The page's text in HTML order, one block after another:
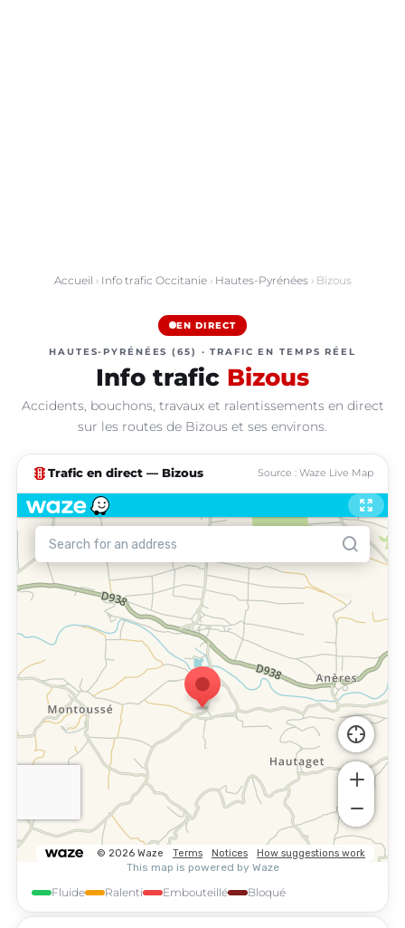
Accueil › Info trafic Occitanie› Hautes-Pyrénées› Bizous
EN DIRECT
HAUTES-PYRÉNÉES (65) · TRAFIC EN TEMPS RÉEL
Info trafic Bizous
Accidents, bouchons, travaux et ralentissements en direct
sur les routes de Bizous et ses environs.
traffic Trafic en direct — Bizous Source : Waze Live Map
Fluide Ralenti Embouteillé Bloqué